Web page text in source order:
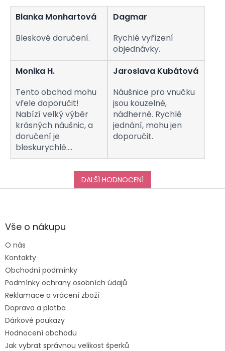
i
s
Blanka Monhartová
Bleskové doručení.
Dagmar
Rychlé vyřízení
objednávky.
Monika H.
Tento obchod mohu
vřele doporučit!
Nabízí velký výběr
krásných náušnic, a
doručení je
bleskurychlé.
Komunikaci s
obchodem hodnotím
taktéž na jedničku!
Děkuji za vše, a určitě
Jaroslava Kubátová
Náušnice pro vnučku
jsou kouzelné,
nádherné. Rychlé
jednání, mohu jen
doporučit.
DALŠÍ HODNOCENÍ
Z
aVše o nákupu
O nás
Kontakty
Obchodní podmínky
Podmínky ochrany osobních údajů
Reklamace a vrácení zboží
Doprava a platba
Dárkové poukazy
Hodnocení obchodu
Jak vybrat správnou velikost šperků